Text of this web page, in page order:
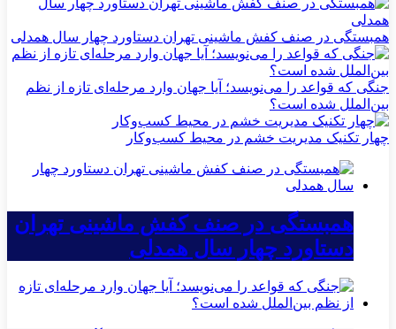
همبستگی در صنف کفش ماشینی تهران دستاورد چهار سال همدلی
جنگی که قواعد را می‌نویسد؛ آیا جهان وارد مرحله‌ای تازه از نظم
بین‌الملل شده است؟
چهار تکنیک مدیریت خشم در محیط کسب‌وکار
همبستگی در صنف کفش ماشینی تهران
دستاورد چهار سال همدلی